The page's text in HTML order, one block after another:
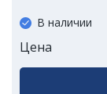
В наличии
Цена